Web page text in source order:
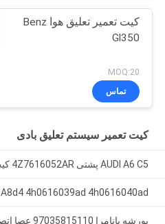
کیت تعمیر تعلیق هوا Benz
Gl350
MOQ:20
تماس
کیت تعمیر سیستم تعلیق بادی
AUDI A6 C5 پشتی 4Z7616052AR کیت تعمیر تعلیق هوا
A8d4 4h0616039ad 4h0616040ad نصب لاستیکی
پورشه پانامرا 97035815110 عصا اتصال پیستون